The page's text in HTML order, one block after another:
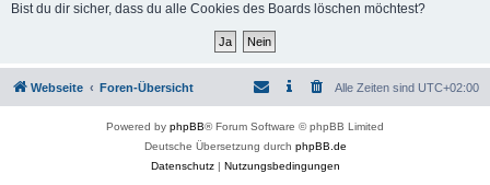
Bist du dir sicher, dass du alle Cookies des Boards löschen möchtest?
Webseite Foren-Übersicht Alle Zeiten sind UTC+02:00
Powered by phpBB® Forum Software © phpBB Limited
Deutsche Übersetzung durch phpBB.de
Datenschutz| Nutzungsbedingungen